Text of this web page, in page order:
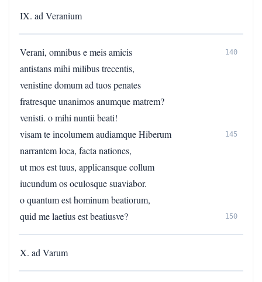
IX. ad Veranium
Verani, omnibus e meis amicis 140
antistans mihi milibus trecentis,
venistine domum ad tuos penates
fratresque unanimos anumque matrem?
venisti. o mihi nuntii beati!
visam te incolumem audiamque Hiberum
145
narrantem loca, facta nationes,
ut mos est tuus, applicansque collum
iucundum os oculosque suaviabor.
o quantum est hominum beatiorum,
quid me laetius est beatiusve?
150
X. ad Varum